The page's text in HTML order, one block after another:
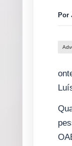
Por